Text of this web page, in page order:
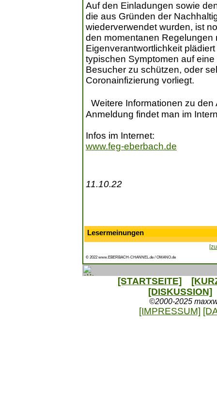
Auf den Einladungen sowie
die aus Gründen der
wiederverwendet wurden, ist
den momentanen Regelungen
Eigenverantwortlichkeit
typischen Symptomen auf
Besucher zu schützen, oder
Coronainfizierung vorliegt.
Weitere Informationen zu
Anmeldung findet man im
Infos im Internet:
www.feg-eberbach.de
11.10.22
Lesermeinungen
© 2022 www.EBERBACH-CHANNEL.de / OMANO.de
[STARTSEITE]
[DISKUSSION]
©2000-2025
[IMPRESSUM]